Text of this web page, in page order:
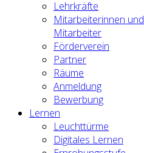
Lehrkräfte
Mitarbeiterinnen und
Mitarbeiter
Förderverein
Partner
Räume
Anmeldung
Bewerbung
Lernen
Leuchttürme
Digitales Lernen